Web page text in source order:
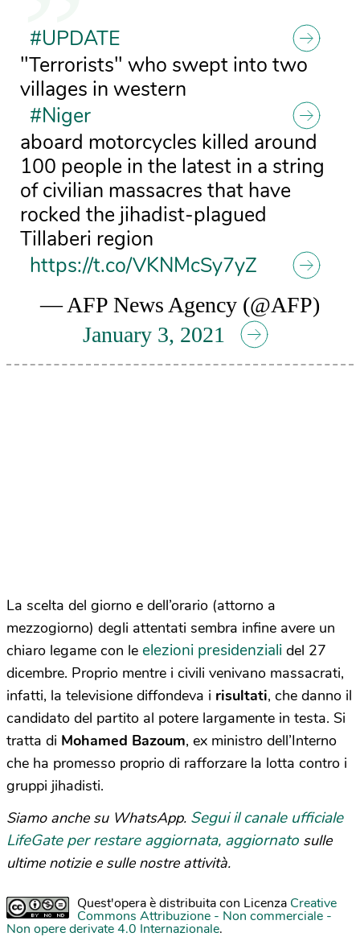
#UPDATE
"Terrorists" who swept into two
villages in western
#Niger
aboard motorcycles killed around
100 people in the latest in a string
of civilian massacres that have
rocked the jihadist-plagued
Tillaberi region
https://t.co/VKNMcSy7yZ
— AFP News Agency (@AFP)
January 3, 2021
La scelta del giorno e dell’orario (attorno a
mezzogiorno) degli attentati sembra infine avere un
chiaro legame con le elezioni presidenziali del 27
dicembre. Proprio mentre i civili venivano massacrati,
infatti, la televisione diffondeva i risultati, che danno il
candidato del partito al potere largamente in testa. Si
tratta di Mohamed Bazoum, ex ministro dell’Interno
che ha promesso proprio di rafforzare la lotta contro i
gruppi jihadisti.
Siamo anche su WhatsApp. Segui il canale ufficiale
LifeGate per restare aggiornata, aggiornato sulle
ultime notizie e sulle nostre attività.
Quest'opera è distribuita con Licenza Creative
Commons Attribuzione - Non commerciale -
Non opere derivate 4.0 Internazionale.